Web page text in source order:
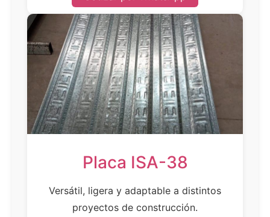
Placa ISA-38
Versátil, ligera y adaptable a distintos
proyectos de construcción.